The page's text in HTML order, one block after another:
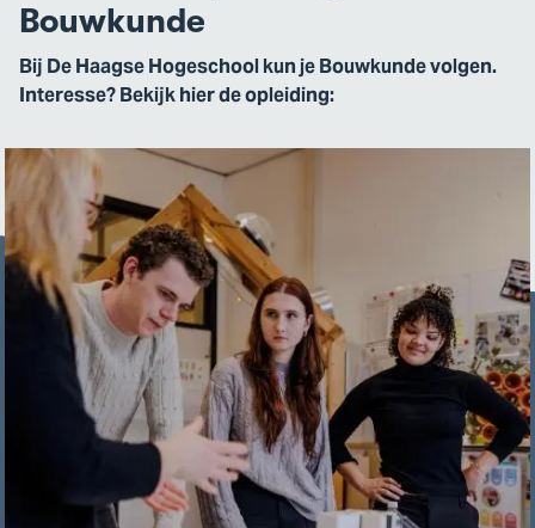
Bouwkunde
Bij De Haagse Hogeschool kun je Bouwkunde volgen.
Interesse? Bekijk hier de opleiding: